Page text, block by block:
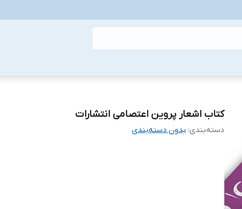
کتاب اشعار پروین اعتصامی انتشارات
دسته‌بندی: بدون دسته‌بندی